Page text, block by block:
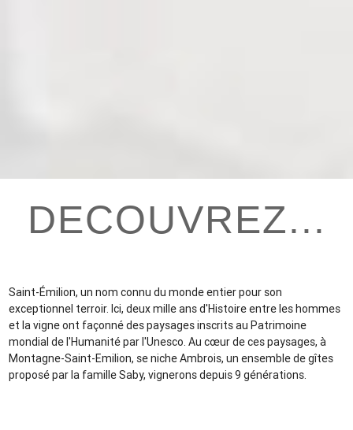
DECOUVREZ...
Saint-Émilion, un nom connu du monde entier pour son
exceptionnel terroir. Ici, deux mille ans d'Histoire entre les hommes
et la vigne ont façonné des paysages inscrits au Patrimoine
mondial de l'Humanité par l'Unesco. Au cœur de ces paysages, à
Montagne-Saint-Emilion, se niche Ambrois, un ensemble de gîtes
proposé par la famille Saby, vignerons depuis 9 générations.